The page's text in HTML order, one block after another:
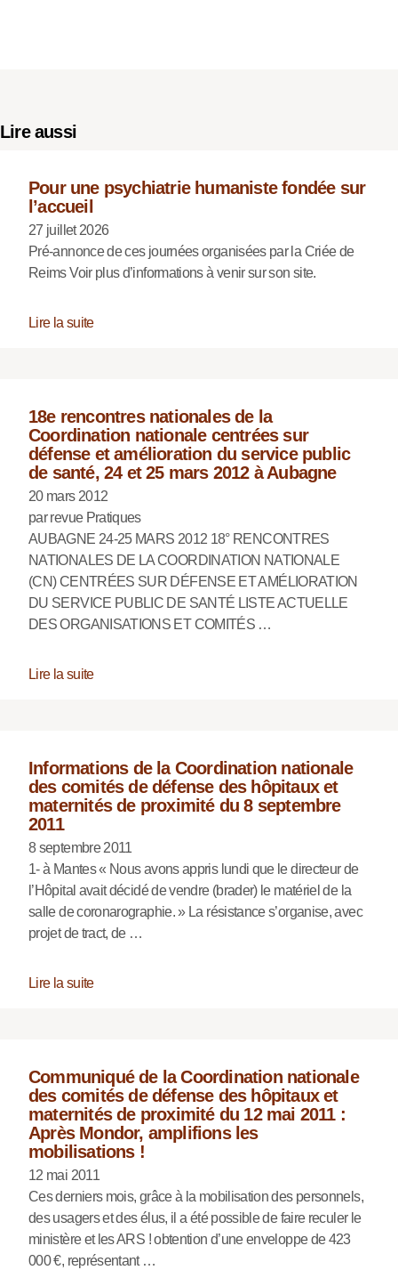
Lire aussi
Pour une psychiatrie humaniste fondée sur
l’accueil
27 juillet 2026
Pré-annonce de ces journées organisées par la Criée de
Reims Voir plus d’informations à venir sur son site.
Lire la suite
18e rencontres nationales de la
Coordination nationale centrées sur
défense et amélioration du service public
de santé, 24 et 25 mars 2012 à Aubagne
20 mars 2012
par revue Pratiques
AUBAGNE 24-25 MARS 2012 18° RENCONTRES
NATIONALES DE LA COORDINATION NATIONALE
(CN) CENTRÉES SUR DÉFENSE ET AMÉLIORATION
DU SERVICE PUBLIC DE SANTÉ LISTE ACTUELLE
DES ORGANISATIONS ET COMITÉS …
Lire la suite
Informations de la Coordination nationale
des comités de défense des hôpitaux et
maternités de proximité du 8 septembre
2011
8 septembre 2011
1- à Mantes « Nous avons appris lundi que le directeur de
l’Hôpital avait décidé de vendre (brader) le matériel de la
salle de coronarographie. » La résistance s’organise, avec
projet de tract, de …
Lire la suite
Communiqué de la Coordination nationale
des comités de défense des hôpitaux et
maternités de proximité du 12 mai 2011 :
Après Mondor, amplifions les
mobilisations !
12 mai 2011
Ces derniers mois, grâce à la mobilisation des personnels,
des usagers et des élus, il a été possible de faire reculer le
ministère et les ARS ! obtention d’une enveloppe de 423
000 €, représentant …